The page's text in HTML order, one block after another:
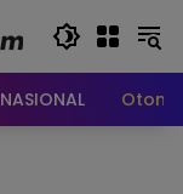
NASIONAL